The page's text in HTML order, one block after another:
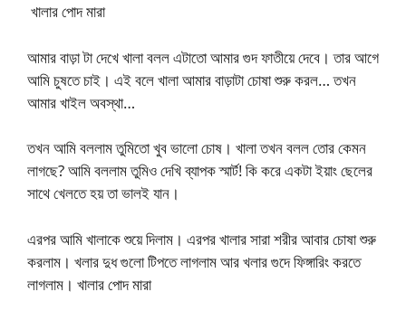
খালার পোদ মারা
আমার বাড়া টা দেখে খালা বলল এটাতো আমার গুদ ফাতীয়ে দেবে। তার আগে
আমি চুষতে চাই। এই বলে খালা আমার বাড়াটা চোষা শুরু করল… তখন
আমার খাইল অবস্থা…
তখন আমি বললাম তুমিতো খুব ভালো চোষ। খালা তখন বলল তোর কেমন
লাগছে? আমি বললাম তুমিও দেখি ব্যাপক স্মার্ট! কি করে একটা ইয়াং ছেলের
সাথে খেলতে হয় তা ভালই যান।
এরপর আমি খালাকে শুয়ে দিলাম। এরপর খালার সারা শরীর আবার চোষা শুরু
করলাম। খলার দুধ গুলো টিপতে লাগলাম আর খলার গুদে ফিঙ্গারিং করতে
লাগলাম। খালার পোদ মারা